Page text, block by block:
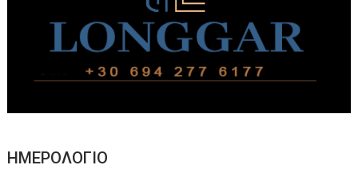
ΗΜΕΡΟΛΟΓΙΟ